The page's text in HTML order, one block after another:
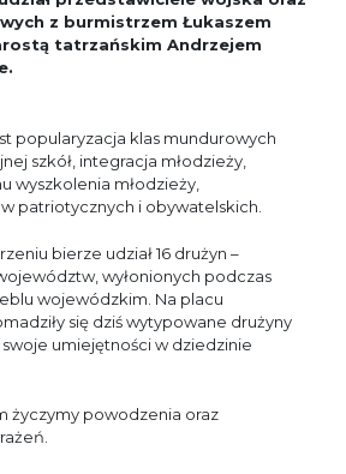
z burmistrzem Łukaszem
tatrzańskim Andrzejem
popularyzacja klas mundurowych
szkół, integracja młodzieży,
wyszkolenia młodzieży,
patriotycznych i obywatelskich.
bierze udział 16 drużyn –
wyłonionych podczas
wojewódzkim. Na placu
się dziś wytypowane drużyny
umiejętności w dziedzinie
życzymy powodzenia oraz